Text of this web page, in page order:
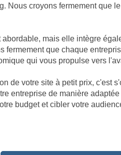
Nous croyons fermement que
mais elle intègre
fermement que chaque
qui vous propulse vers
de votre site à petit prix, c'est
entreprise de manière
budget et cibler votre